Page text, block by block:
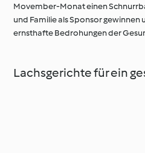
Movember-Monat einen
und Familie als Sponsor gewinnen
ernsthafte Bedrohungen der
Lachsgerichte für ein